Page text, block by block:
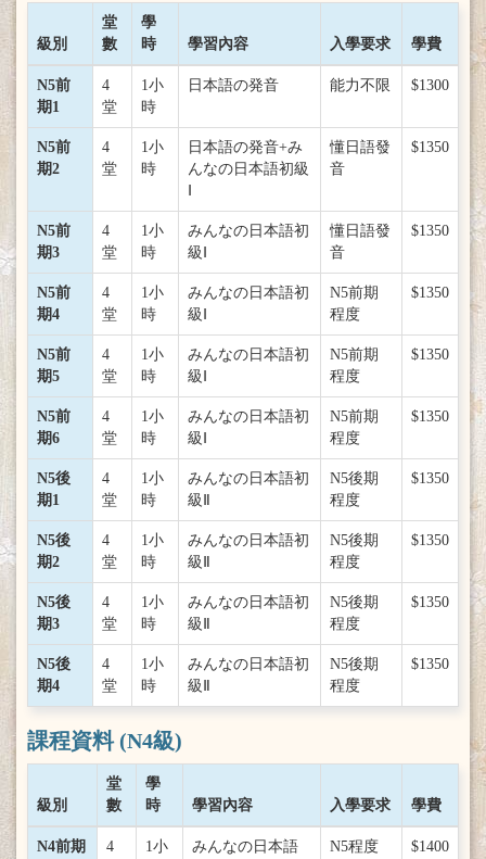
級別
堂
數
學
時
學習內容 入學要求 學費
N5前
期1
4
堂
1小
時
日本語の発音 能力不限 $1300
N5前
期2
4
堂
1小
時
日本語の発音+み
んなの日本語初級
懂日語發
音
$1350
N5前
期3
4
堂
1小
時
みんなの日本語初
級Ⅰ
懂日語發
音
$1350
N5前
期4
4
堂
1小
時
みんなの日本語初
級Ⅰ
N5前期
程度
$1350
N5前
期5
4
堂
1小
時
みんなの日本語初
級Ⅰ
N5前期
程度
$1350
N5前
期6
4
堂
1小
時
みんなの日本語初
級Ⅰ
N5前期
程度
$1350
N5後
期1
4
堂
1小
時
みんなの日本語初
級Ⅱ
N5後期
程度
$1350
N5後
期2
4
堂
1小
時
みんなの日本語初
級Ⅱ
N5後期
程度
$1350
N5後
期3
4
堂
1小
時
みんなの日本語初
級Ⅱ
N5後期
程度
$1350
N5後
期4
4
堂
1小
時
みんなの日本語初
級Ⅱ
N5後期
程度
$1350
課程資料 (N4級)
級別
堂
數
學
時
學習內容 入學要求 學費
N4前期
4
1小
みんなの日本語
N5程度 $1400